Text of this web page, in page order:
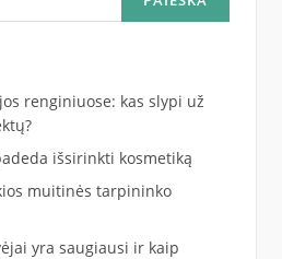
renginiuose: kas slypi už
išsirinkti kosmetiką
muitinės tarpininko
yra saugiausi ir kaip